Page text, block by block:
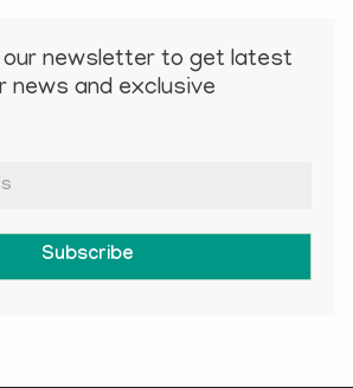
newsletter to get latest
news and exclusive
Subscribe